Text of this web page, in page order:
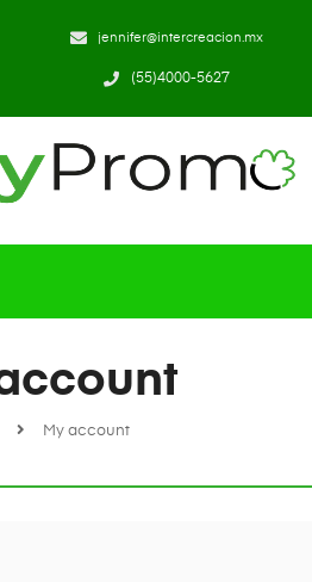
jennifer@intercreacion.mx
(55)4000-5627
My account